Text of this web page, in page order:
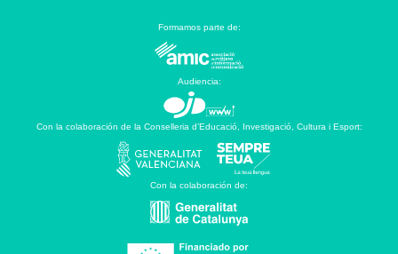
Formamos parte de:
Audiencia:
Con la colaboración de la Conselleria d’Educació, Investigació, Cultura i Esport:
Con la colaboración de: